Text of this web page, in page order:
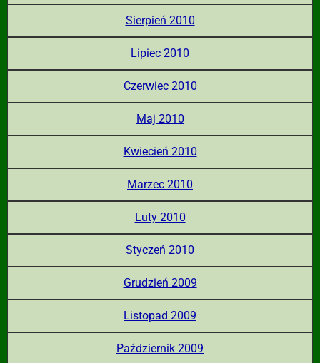
Sierpień 2010
Lipiec 2010
Czerwiec 2010
Maj 2010
Kwiecień 2010
Marzec 2010
Luty 2010
Styczeń 2010
Grudzień 2009
Listopad 2009
Październik 2009